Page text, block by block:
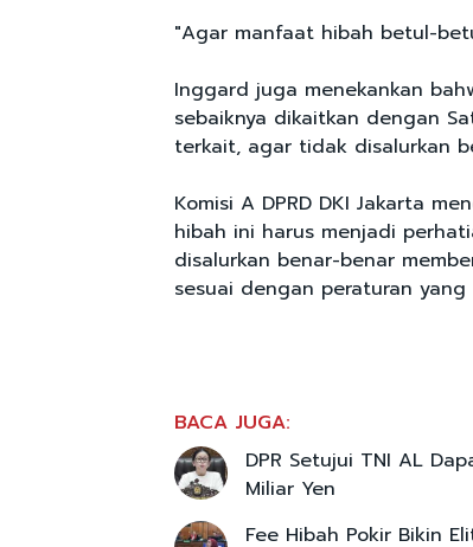
"Agar manfaat hibah betul-
Inggard juga menekankan
sebaiknya dikaitkan dengan
terkait, agar tidak disalurkan
Komisi A DPRD DKI Jakarta
hibah ini harus menjadi
disalurkan benar-benar
sesuai dengan peraturan yang
BACA JUGA:
DPR Setujui TNI AL
Miliar Yen
Fee Hibah Pokir Bikin